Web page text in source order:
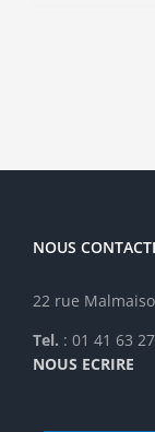
NOUS
22 rue
Tel. : 01 41 63
NOUS ECRIRE